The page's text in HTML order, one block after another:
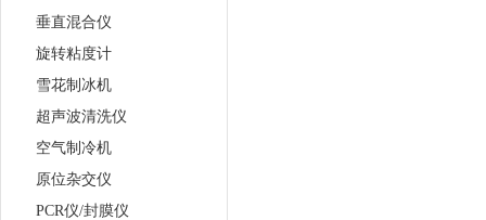
垂直混合仪
旋转粘度计
雪花制冰机
超声波清洗仪
空气制冷机
原位杂交仪
PCR仪/封膜仪